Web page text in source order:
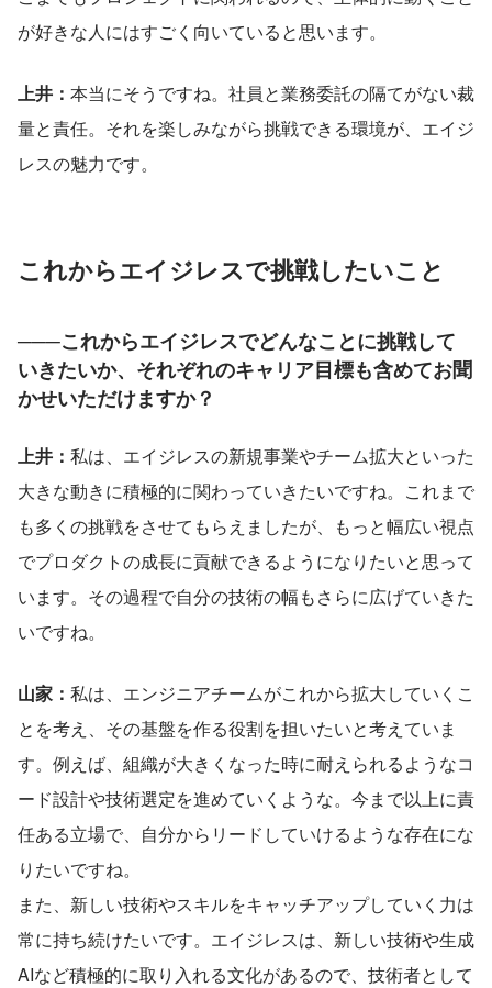
が好きな人にはすごく向いていると思います。
上井： 本当にそうですね。社員と業務委託の隔てがない裁
量と責任。それを楽しみながら挑戦できる環境が、エイジ
レスの魅力です。
これからエイジレスで挑戦したいこと
───これからエイジレスでどんなことに挑戦して
いきたいか、それぞれのキャリア目標も含めてお聞
かせいただけますか？
上井： 私は、エイジレスの新規事業やチーム拡大といった
大きな動きに積極的に関わっていきたいですね。これまで
も多くの挑戦をさせてもらえましたが、もっと幅広い視点
でプロダクトの成長に貢献できるようになりたいと思って
います。その過程で自分の技術の幅もさらに広げていきた
いですね。
山家： 私は、エンジニアチームがこれから拡大していくこ
とを考え、その基盤を作る役割を担いたいと考えていま
す。例えば、組織が大きくなった時に耐えられるようなコ
ード設計や技術選定を進めていくような。今まで以上に責
任ある立場で、自分からリードしていけるような存在にな
りたいですね。
また、新しい技術やスキルをキャッチアップしていく力は
常に持ち続けたいです。エイジレスは、新しい技術や生成
AIなど積極的に取り入れる文化があるので、技術者として